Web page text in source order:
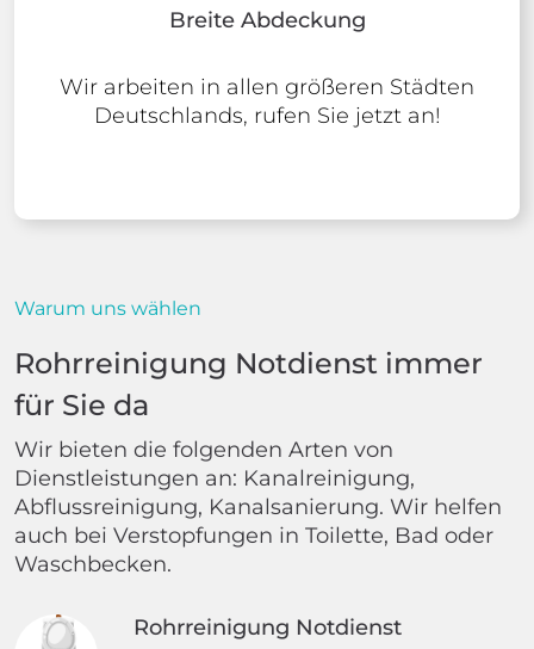
Breite Abdeckung
Wir arbeiten in allen größeren Städten
Deutschlands, rufen Sie jetzt an!
Warum uns wählen
Rohrreinigung Notdienst immer
für Sie da
Wir bieten die folgenden Arten von
Dienstleistungen an: Kanalreinigung,
Abflussreinigung, Kanalsanierung. Wir helfen
auch bei Verstopfungen in Toilette, Bad oder
Waschbecken.
Rohrreinigung Notdienst